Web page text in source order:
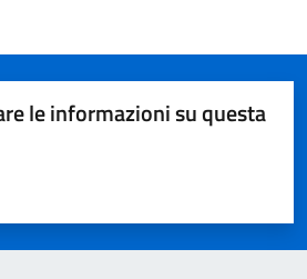
le informazioni su questa
5 stelle su 5
su 5
su 5
5